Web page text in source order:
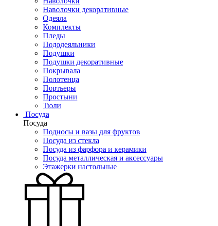
Наволочки декоративные
Одеяла
Комплекты
Пледы
Пододеяльники
Подушки
Подушки декоративные
Покрывала
Полотенца
Портьеры
Простыни
Тюли
Посуда
Посуда
Подносы и вазы для фруктов
Посуда из стекла
Посуда из фарфора и керамики
Посуда металлическая и аксессуары
Этажерки настольные